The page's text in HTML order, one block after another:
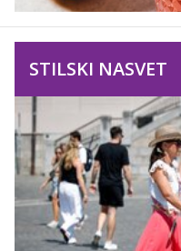
STILSKI NASVET